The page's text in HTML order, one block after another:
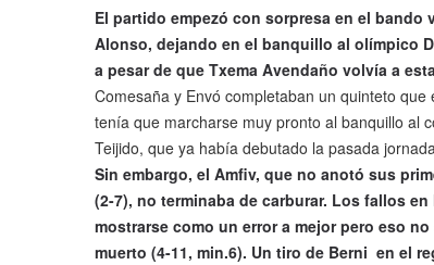
El partido empezó con sorpresa en el
Alonso, dejando en el banquillo al olímpico
a pesar de que Txema Avendaño volvía a
Comesaña y Envó completaban un quinteto
tenía que marcharse muy pronto al banquillo al
Teijido, que ya había debutado la pasada
Sin embargo, el Amfiv, que no anotó sus
(2-7), no terminaba de carburar. Los fallos
mostrarse como un error a mejor pero eso
muerto (4-11, min.6). Un tiro de Berni en el